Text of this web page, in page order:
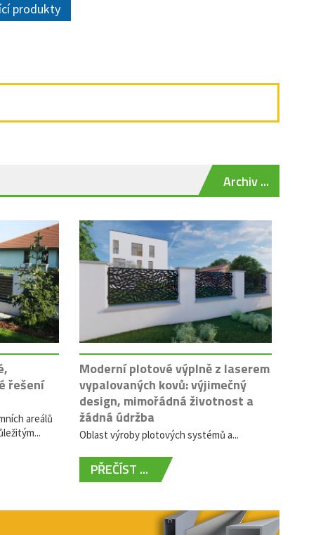
produkty
řešení
areálů
Moderní plotové výplně z laserem
vypalovaných kovů: výjimečný
design, mimořádná životnost a
žádná údržba
Oblast výroby plotových systémů a...
PŘEČÍST ...
Archiv ...